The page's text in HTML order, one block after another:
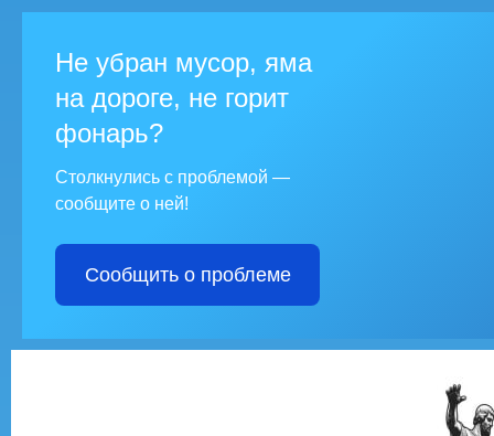
Не убран мусор, яма
на дороге, не горит
фонарь?
Столкнулись с проблемой —
сообщите о ней!
Сообщить о проблеме